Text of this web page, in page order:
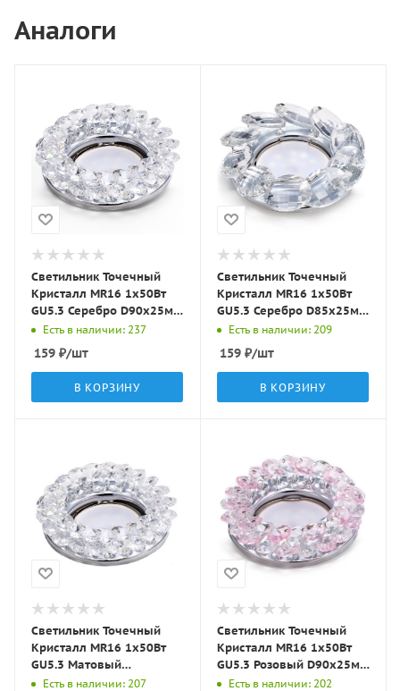
Аналоги
Светильник Точечный
Кристалл MR16 1х50Вт
GU5.3 Серебро D90х25мм
IP20 C5001 LBT
Есть в наличии: 237
159 ₽/шт
В КОРЗИНУ
Светильник Точечный
Кристалл MR16 1х50Вт
GU5.3 Серебро D85х25мм
IP20 C5008 LBT
Есть в наличии: 209
159 ₽/шт
В КОРЗИНУ
Светильник Точечный
Кристалл MR16 1х50Вт
GU5.3 Матовый
D90х25мм IP20 C5001
Есть в наличии: 207
Светильник Точечный
Кристалл MR16 1х50Вт
GU5.3 Розовый D90х25мм
IP20 C5002 LBT
Есть в наличии: 202